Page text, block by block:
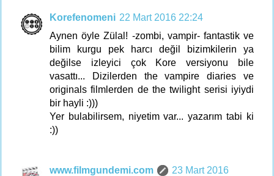
Korefenomeni 22 Mart 2016 22:24
Aynen öyle Zülal! -zombi, vampir- fantastik ve
bilim kurgu pek harcı değil bizimkilerin ya
değilse izleyici çok Kore versiyonu bile
vasattı... Dizilerden the vampire diaries ve
originals filmlerden de the twilight serisi iyiydi
bir hayli :)))
Yer bulabilirsem, niyetim var... yazarım tabi ki
:))
www.filmgundemi.com
23 Mart 2016